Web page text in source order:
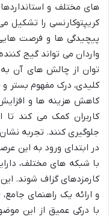
های مختلف و
کریپتوکارنسی را تشکیل
پیچیدگی ها و فرصت هایی
واردان می تواند گیج
توان از چالش های آن به
کلیدی، درک مفهوم بستر و
کاهش هزینه ها و
کاربران کمک می کند تا
جلوگیری کنند. تجربه
در ابتدای ورود به این
با شبکه های مختلف،
کارمزدهای گزاف شوند.
و ارائه یک راهنمای
با درکی عمیق از این